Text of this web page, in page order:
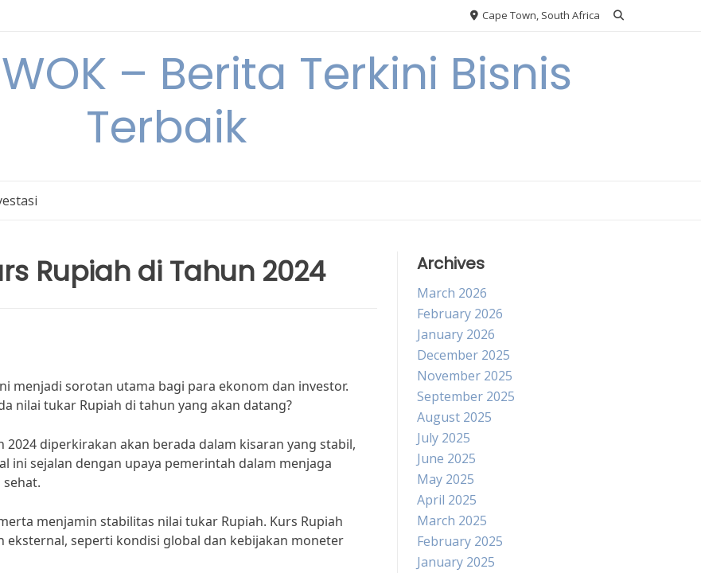
Cape Town, South Africa
– Berita Terkini Bisnis
Terbaik
Rupiah di Tahun 2024
menjadi sorotan utama bagi para ekonom dan investor.
nilai tukar Rupiah di tahun yang akan datang?
diperkirakan akan berada dalam kisaran yang stabil,
sejalan dengan upaya pemerintah dalam menjaga
menjamin stabilitas nilai tukar Rupiah. Kurs Rupiah
seperti kondisi global dan kebijakan moneter
Archives
March 2026
February 2026
January 2026
December 2025
November 2025
September 2025
August 2025
July 2025
June 2025
May 2025
April 2025
March 2025
February 2025
January 2025